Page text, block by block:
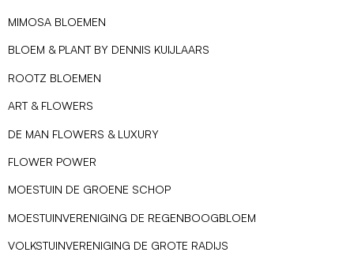
MIMOSA BLOEMEN
BLOEM & PLANT BY DENNIS KUIJLAARS
ROOTZ BLOEMEN
ART & FLOWERS
DE MAN FLOWERS & LUXURY
FLOWER POWER
MOESTUIN DE GROENE SCHOP
MOESTUINVERENIGING DE REGENBOOGBLOEM
VOLKSTUINVERENIGING DE GROTE RADIJS